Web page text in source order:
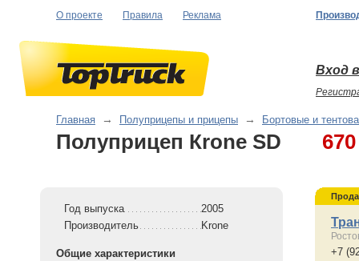
О проекте Правила Реклама
Вход
Главная → Полуприцепы и прицепы → Бортовые и
Полуприцеп Кrone SD
Год выпуска
2005
Производитель
Krone
Общие характеристики
+7